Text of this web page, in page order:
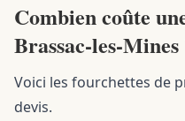
Combien coûte
Brassac-les-Mines
Voici les fourchettes de
devis.